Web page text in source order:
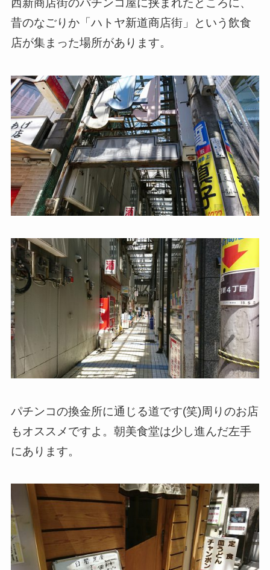
西新商店街のパチンコ屋に挟まれたところに、
昔のなごりか「ハトヤ新道商店街」という飲食
店が集まった場所があります。
パチンコの換金所に通じる道です(笑)周りのお店
もオススメですよ。朝美食堂は少し進んだ左手
にあります。